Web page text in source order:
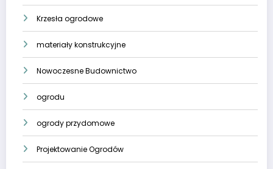
Krzesła ogrodowe
materiały konstrukcyjne
Nowoczesne Budownictwo
ogrodu
ogrody przydomowe
Projektowanie Ogrodów